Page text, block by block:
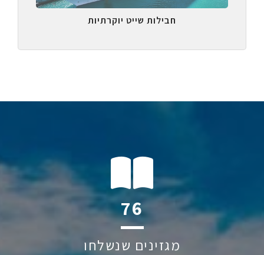
חבילות שייט יוקרתיות
107
מגזינים שנשלחו